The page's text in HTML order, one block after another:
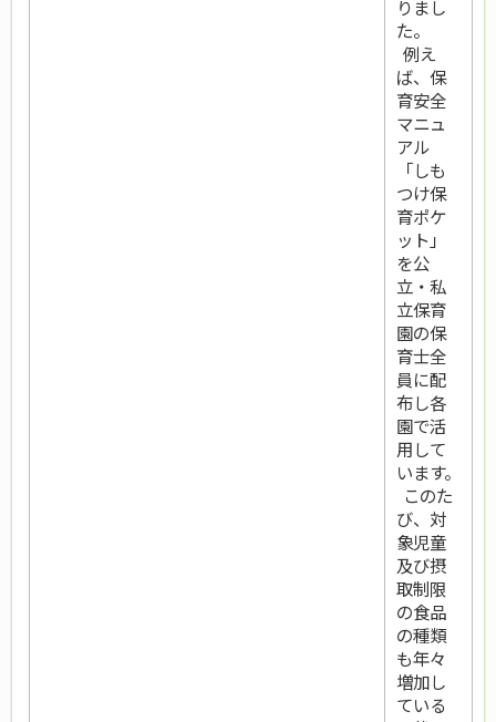
りまし
た。
例え
ば、保
育安全
マニュ
アル
「しも
つけ保
育ポケ
ット」
を公
立・私
立保育
園の保
育士全
員に配
布し各
園で活
用して
います。
このた
び、対
象児童
及び摂
取制限
の食品
の種類
も年々
増加し
ている